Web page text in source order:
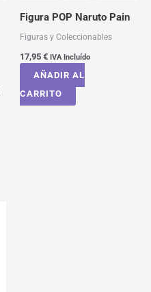
Figura POP Naruto Pain
Figuras y Coleccionables
17,95 € IVA Incluído
AÑADIR AL
CARRITO